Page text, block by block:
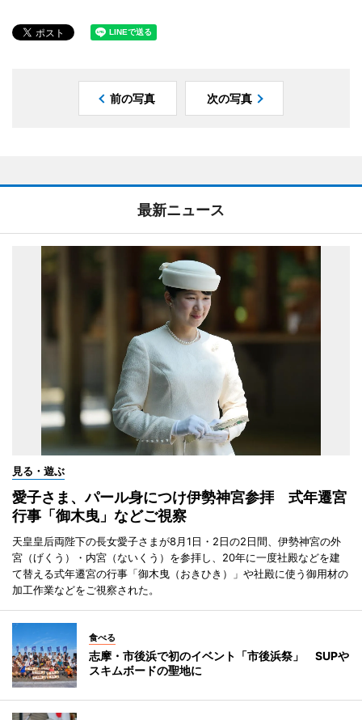
前の写真 次の写真
最新ニュース
見る・遊ぶ
愛子さま、パール身につけ伊勢神宮参拝 式年遷宮
行事「御木曳」などご視察
天皇皇后両陛下の長女愛子さまが8月1日・2日の2日間、伊勢神宮の外
宮（げくう）・内宮（ないくう）を参拝し、20年に一度社殿などを建
て替える式年遷宮の行事「御木曳（おきひき）」や社殿に使う御用材の
加工作業などをご視察された。
食べる
志摩・市後浜で初のイベント「市後浜祭」 SUPや
スキムボードの聖地に